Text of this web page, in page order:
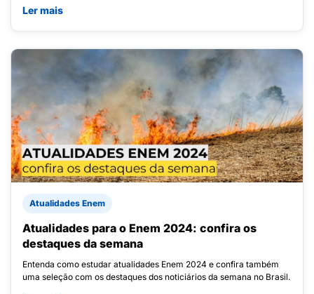
Ler mais
Atualidades Enem
Atualidades para o Enem 2024: confira os
destaques da semana
Entenda como estudar atualidades Enem 2024 e confira também
uma seleção com os destaques dos noticiários da semana no Brasil.